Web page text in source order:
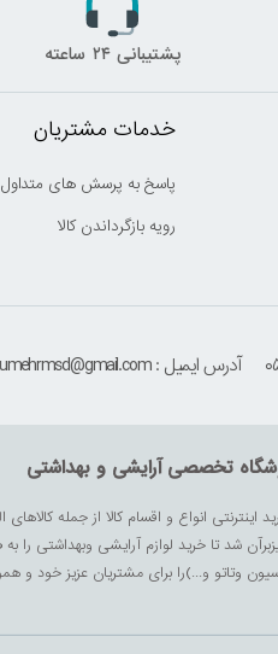
پشتیبانی ۲۴ ساعته
خدمات مشتریان
پاسخ به پرسش های متداول
رویه بازگرداندن کالا
آدرس ایمیل : houmehrmsd@gmail.com
تخصصی آرایشی و بهداشتی
اینترنتی انواع و اقسام کالا از جمله
شد تا خرید لوازم آرایشی وبهداشتی
وتاتو و...)را برای مشتریان عزیز خود و